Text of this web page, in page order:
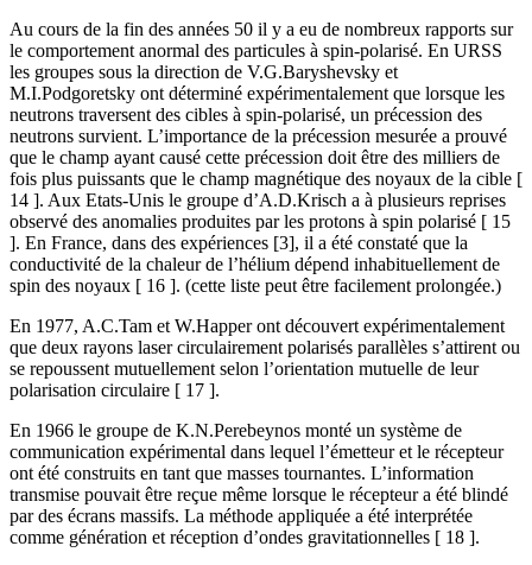
Au cours de la fin des années 50 il y a eu de nombreux rapports sur
le comportement anormal des particules à spin-polarisé. En URSS
les groupes sous la direction de V.G.Baryshevsky et
M.I.Podgoretsky ont déterminé expérimentalement que lorsque les
neutrons traversent des cibles à spin-polarisé, un précession des
neutrons survient. L’importance de la précession mesurée a prouvé
que le champ ayant causé cette précession doit être des milliers de
fois plus puissants que le champ magnétique des noyaux de la cible [
14 ]. Aux Etats-Unis le groupe d’A.D.Krisch a à plusieurs reprises
observé des anomalies produites par les protons à spin polarisé [ 15
]. En France, dans des expériences [3], il a été constaté que la
conductivité de la chaleur de l’hélium dépend inhabituellement de
spin des noyaux [ 16 ]. (cette liste peut être facilement prolongée.)
En 1977, A.C.Tam et W.Happer ont découvert expérimentalement
que deux rayons laser circulairement polarisés parallèles s’attirent ou
se repoussent mutuellement selon l’orientation mutuelle de leur
polarisation circulaire [ 17 ].
En 1966 le groupe de K.N.Perebeynos monté un système de
communication expérimental dans lequel l’émetteur et le récepteur
ont été construits en tant que masses tournantes. L’information
transmise pouvait être reçue même lorsque le récepteur a été blindé
par des écrans massifs. La méthode appliquée a été interprétée
comme génération et réception d’ondes gravitationnelles [ 18 ].